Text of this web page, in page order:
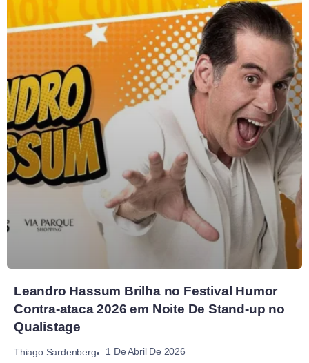
Leandro Hassum Brilha no Festival Humor
Contra-ataca 2026 em Noite De Stand-up no
Qualistage
Thiago Sardenberg 1 De Abril De 2026